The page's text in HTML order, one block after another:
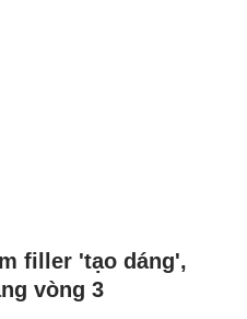
filler 'tạo dáng',
vòng 3